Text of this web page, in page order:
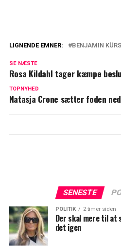
næsten 11 millioner
aldrig tilbage
LIGNENDE EMNER: BENJAMIN
SE NÆSTE
Rosa Kildahl tager kæmpe
TOPNYHED
Natasja Crone sætter foden
SENESTE
POLITIK 2 timer siden
Der skal mere til at
det igen